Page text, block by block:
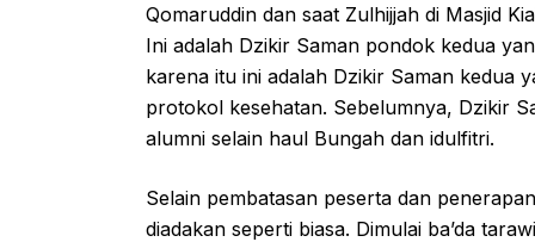
Qomaruddin dan saat Zulhijjah di Masjid
Ini adalah Dzikir Saman pondok kedua
karena itu ini adalah Dzikir Saman kedua
protokol kesehatan. Sebelumnya, Dzikir
alumni selain haul Bungah dan idulfitri.
Selain pembatasan peserta dan
diadakan seperti biasa. Dimulai ba’da